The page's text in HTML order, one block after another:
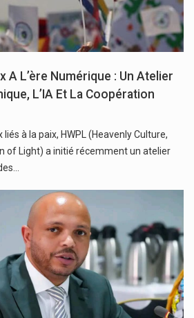
A L’ère Numérique : Un Atelier
L’IA Et La Coopération
à la paix, HWPL (Heavenly Culture,
of Light) a initié récemment un atelier